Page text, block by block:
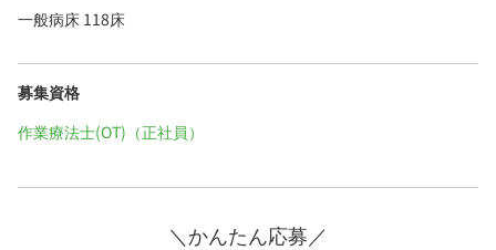
一般病床 118床
募集資格
作業療法士(OT)（正社員）
＼かんたん応募／